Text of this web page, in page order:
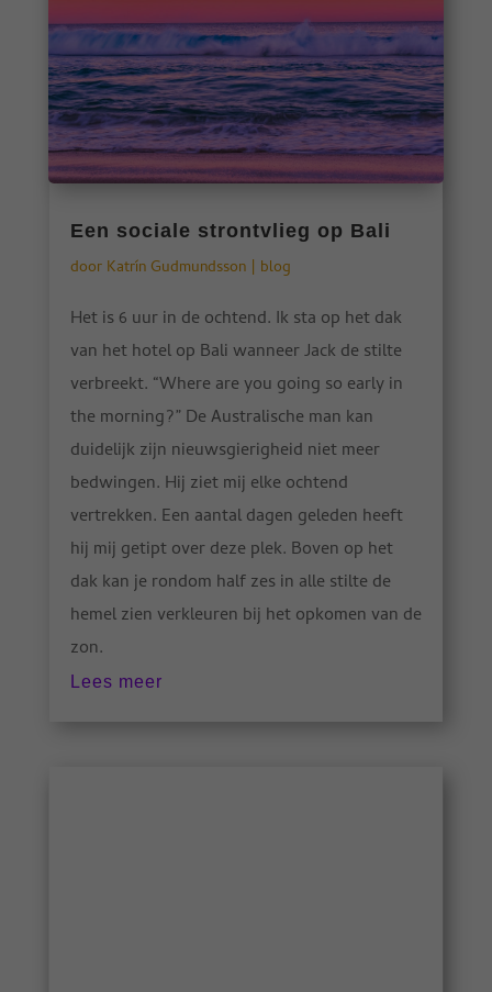
Een sociale strontvlieg op Bali
door Katrín Gudmundsson| blog
Het is 6 uur in de ochtend. Ik sta op het dak
van het hotel op Bali wanneer Jack de stilte
verbreekt. “Where are you going so early in
the morning?” De Australische man kan
duidelijk zijn nieuwsgierigheid niet meer
bedwingen. Hij ziet mij elke ochtend
vertrekken. Een aantal dagen geleden heeft
hij mij getipt over deze plek. Boven op het
dak kan je rondom half zes in alle stilte de
hemel zien verkleuren bij het opkomen van de
zon.
Lees meer